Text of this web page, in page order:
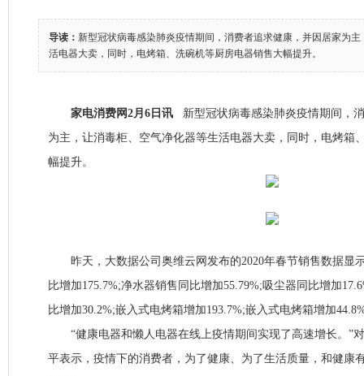
导读： 新型冠状病毒感染肺炎疫情期间，消费者追求健康，并因居家为
活电器大卖，同时，电烤箱、洗碗机等厨房电器销售大幅提升。
家电消费网2月6日讯 新型冠状病毒感染肺炎疫情期间，
为主，让消毒柜、空气净化器等生活电器大卖，同时，电烤箱
幅提升。
昨天，大数据公司奥维云网发布的2020年春节销售数据显
比增加175.7%;净水器销售同比增加55.79%;吸尘器同比增加
比增加30.2%;嵌入式电烤箱增加193.7%;嵌入式电烤箱增加
“健康电器和懒人电器在线上疫情期间实现了高速增长。”
平表示，疫情下的消费者，为了健康、为了生活质量，和健康